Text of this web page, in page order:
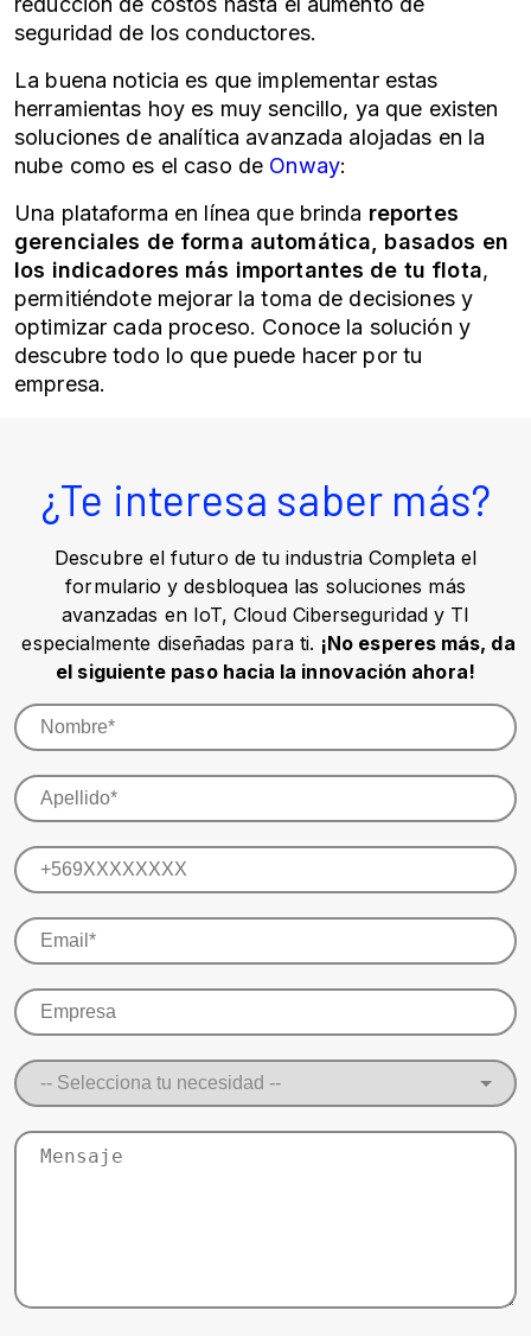
seguridad de los conductores.
La buena noticia es que implementar estas
herramientas hoy es muy sencillo, ya que existen
soluciones de analítica avanzada alojadas en la
nube como es el caso de Onway:
Una plataforma en línea que brinda reportes
gerenciales de forma automática, basados en
los indicadores más importantes de tu flota,
permitiéndote mejorar la toma de decisiones y
optimizar cada proceso. Conoce la solución y
descubre todo lo que puede hacer por tu
empresa.
¿Te interesa saber más?
Descubre el futuro de tu industria Completa el
formulario y desbloquea las soluciones más
avanzadas en IoT, Cloud Ciberseguridad y TI
especialmente diseñadas para ti. ¡No esperes más, da
el siguiente paso hacia la innovación ahora!